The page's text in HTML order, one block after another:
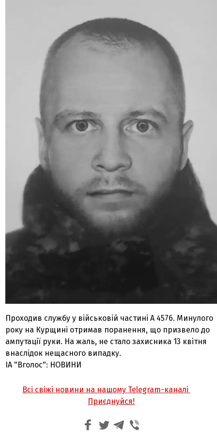
Проходив службу у військовій частині А 4576. Минулого
року на Курщині отримав поранення, що призвело до
ампутації руки. На жаль, не стало захисника 13 квітня
внаслідок нещасного випадку.
ІА "Вголос": НОВИНИ
Всі свіжі новини на нашому Telegram-каналі
Приєднуйся!